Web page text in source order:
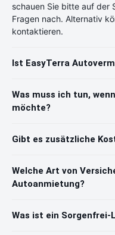
schauen Sie bitte auf der
Fragen nach. Alternativ
kontaktieren.
Ist EasyTerra
Was muss ich tun,
möchte?
Gibt es zusätzliche
Welche Art von
Autoanmietung?
Was ist ein Sorgenfrei-